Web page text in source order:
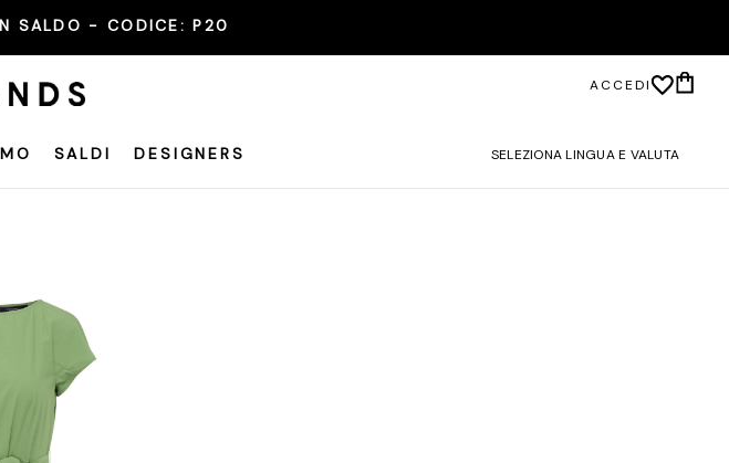
SALDO - CODICE:P20
ACCEDI
SALDI DESIGNERS SELEZIONA LINGUA E VALUTA